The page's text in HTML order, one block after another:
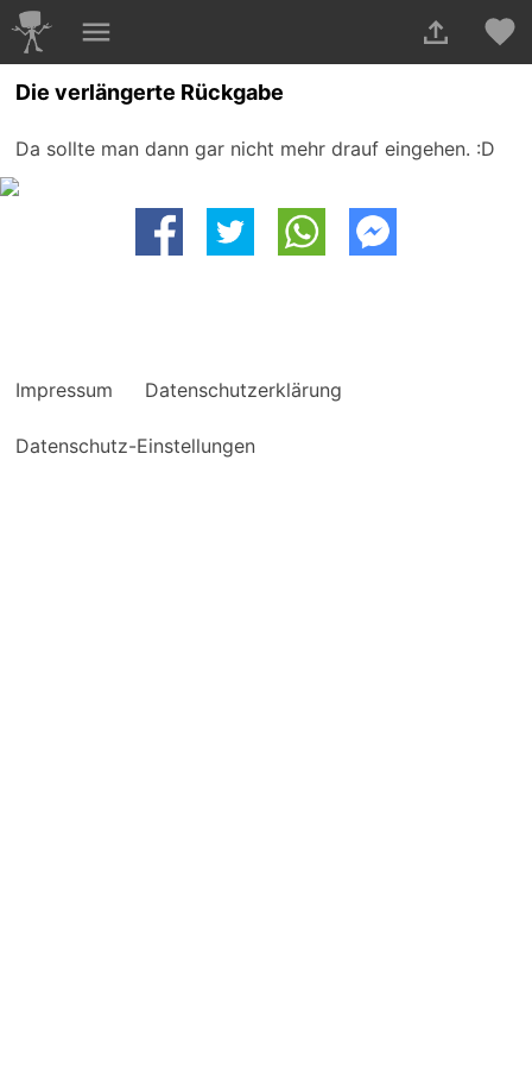
Die verlängerte Rückgabe
Da sollte man dann gar nicht mehr drauf eingehen. :D
Impressum Datenschutzerklärung
Datenschutz-Einstellungen